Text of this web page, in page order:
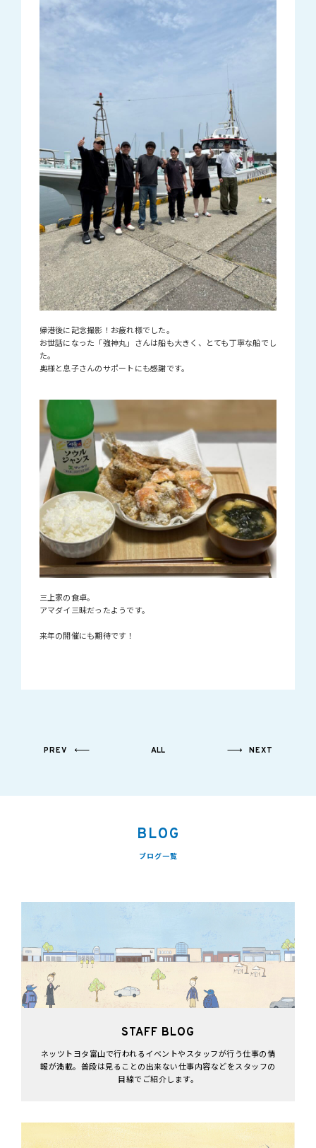
帰港後に記念撮影！お疲れ様でした。
お世話になった「強神丸」さんは船も大きく、とても丁寧な船でし
た。
奥様と息子さんのサポートにも感謝です。
三上家の食卓。
アマダイ三昧だったようです。
来年の開催にも期待です！
PREV ALL NEXT
BLOG
ブログ一覧
STAFF BLOG
ネッツトヨタ富山で行われるイベントやスタッフが行う仕事の情
報が満載。普段は見ることの出来ない仕事内容などをスタッフの
目線でご紹介します。